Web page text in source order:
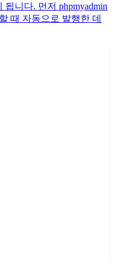
니다. 먼저 phpmyadmin
때 자동으로 발행한 데